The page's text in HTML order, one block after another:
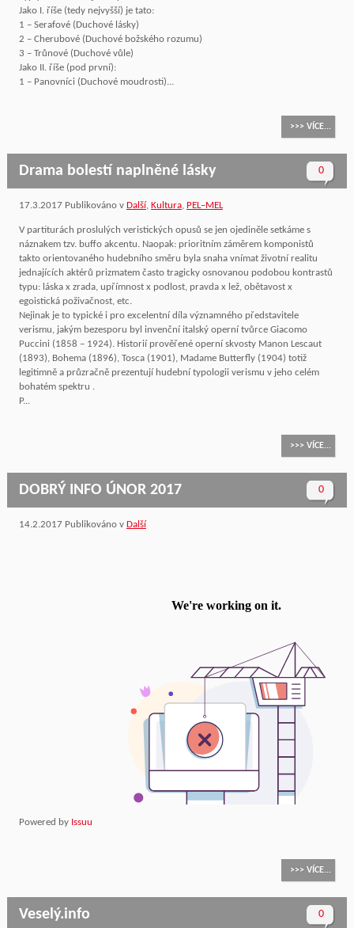
Jako I. říše (tedy nejvyšší) je tato:
1 – Serafové (Duchové lásky)
2 – Cherubové (Duchové božského rozumu)
3 – Trůnové (Duchové vůle)
Jako II. říše (pod první):
1 – Panovníci (Duchové moudrosti)...
>>> VÍCE...
0
Drama bolestí naplněné lásky
17.3.2017 Publikováno v Další, Kultura, PEL–MEL
V partiturách proslulých veristických opusů se jen ojediněle setkáme s
náznakem tzv. buffo akcentu. Naopak: prioritním záměrem komponistů
takto orientovaného hudebního směru byla snaha vnímat životní realitu
jednajících aktérů prizmatem často tragicky osnovanou podobou kontrastů
typu: láska x zrada, upřímnost x podlost, pravda x lež, obětavost x
egoistická poživačnost, etc.
Nejinak je to typické i pro excelentní díla významného představitele
verismu, jakým bezesporu byl invenční italský operní tvůrce Giacomo
Puccini (1858 – 1924). Historií prověřené operní skvosty Manon Lescaut
(1893), Bohema (1896), Tosca (1901), Madame Butterfly (1904) totiž
legitimně a průzračně prezentují hudební typologii verismu v jeho celém
bohatém spektru .
P...
>>> VÍCE...
0
DOBRÝ INFO ÚNOR 2017
14.2.2017 Publikováno v Další
Powered by Issuu
>>> VÍCE...
0
Veselý.info